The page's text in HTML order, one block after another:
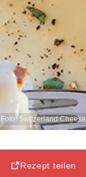
Foto: Switzerland Cheese
Rezept teilen